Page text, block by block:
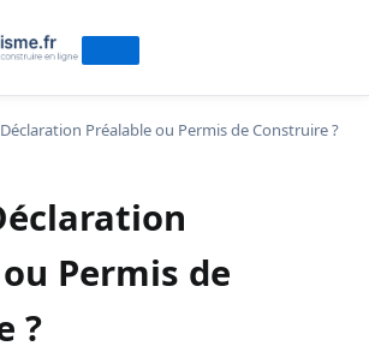
Préalable ou Permis de Construire ?
Permis de
?